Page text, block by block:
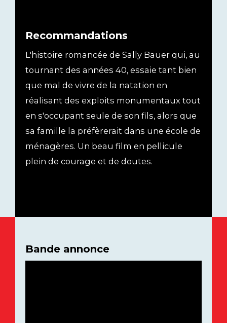
Recommandations
L'histoire romancée de Sally Bauer qui, au
tournant des années 40, essaie tant bien
que mal de vivre de la natation en
réalisant des exploits monumentaux tout
en s'occupant seule de son fils, alors que
sa famille la préfèrerait dans une école de
ménagères. Un beau film en pellicule
plein de courage et de doutes.
Bande annonce